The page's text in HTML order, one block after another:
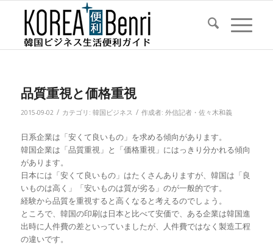
品質重視と価格重視
2015-09-02 / カテゴリ: 韓国ビジネス / 作成者: 外信記者・佐々木和義
日系企業は「安くて良いもの」を求める傾向があります。
韓国企業は「品質重視」と「価格重視」にはっきり分かれる傾向
があります。
日本には「安くて良いもの」はたくさんありますが、韓国は「良
いものは高く」「安いものは質が劣る」のが一般的です。
経験から品質を重視すると高くなると考えるのでしょう。
ところで、韓国の印刷は日本と比べて安価で、ある企業は韓国進
出時に人件費の差といっていましたが、人件費ではなく製造工程
の違いです。